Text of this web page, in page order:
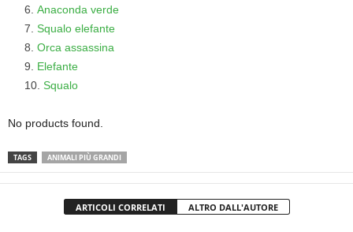
Anaconda verde
Squalo elefante
Orca assassina
Elefante
Squalo
No products found.
TAGS ANIMALI PIÙ GRANDI
ARTICOLI CORRELATI ALTRO DALL'AUTORE